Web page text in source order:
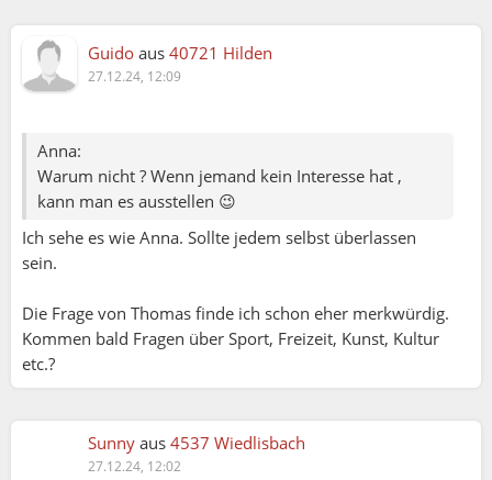
Guido aus 40721 Hilden
27.12.24, 12:09
Anna:
Warum nicht ? Wenn jemand kein Interesse hat ,
kann man es ausstellen 😉
Ich sehe es wie Anna. Sollte jedem selbst überlassen
sein.
Die Frage von Thomas finde ich schon eher merkwürdig.
Kommen bald Fragen über Sport, Freizeit, Kunst, Kultur
etc.?
Sunny aus 4537 Wiedlisbach
27.12.24, 12:02
Ich bin mir sicher 99% der Frauen, möchten einfach
Männer sehen, riechen, hören und im realen Leben
Entweder ist man Alleinerziehend, hat nicht so viele
Möglichkeiten raus zu gehen oder die Männer haben
den "Arsch nicht in der Hose" sie anzusprechen...
Ich könnte da noch Geschichten aus 8 Jahre Dating
erzählen, aber schlussendlich hab ich hier auf
normalen Wege, zu einer Zeit wo weder ich noch sie
suchte, meine Partnerin gefunden.
Daher vergiss die Dating Funktion, sondern lebe
deine Interessen hier aus, hab Spaß und überlasse
andere der Liebe. Es wird sich von alleine ergeben,